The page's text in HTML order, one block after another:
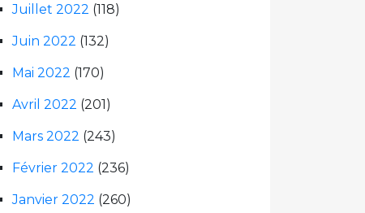
Juillet 2022 (118)
Juin 2022 (132)
Mai 2022 (170)
Avril 2022 (201)
Mars 2022 (243)
Février 2022 (236)
Janvier 2022 (260)